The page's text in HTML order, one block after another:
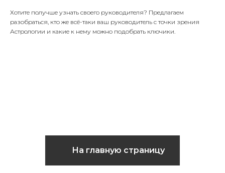
Хотите получше узнать своего руководителя? Предлагаем
разобраться, кто же всё-таки ваш руководитель с точки зрения
Астрологии и какие к нему можно подобрать ключики.
На главную страницу